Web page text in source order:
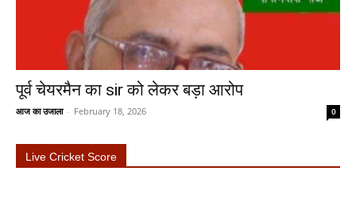
पूर्व चेयरमैन का sir को लेकर बड़ा आरोप
आज का उजाला - February 18, 2026 0
Live Cricket Score